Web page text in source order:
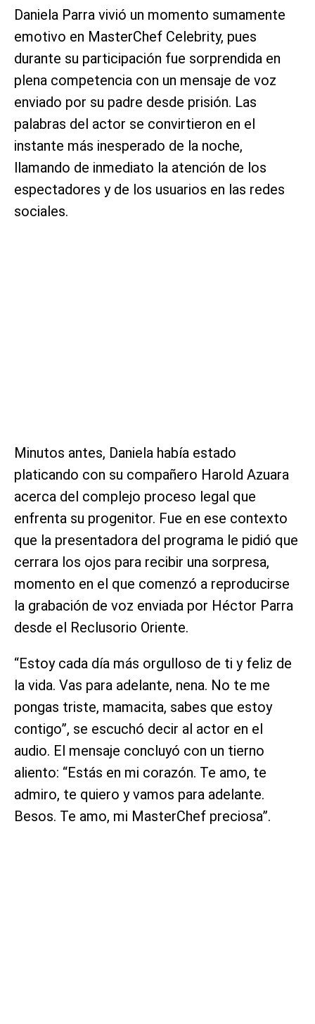
Daniela Parra vivió un momento sumamente
emotivo en MasterChef Celebrity, pues
durante su participación fue sorprendida en
plena competencia con un mensaje de voz
enviado por su padre desde prisión. Las
palabras del actor se convirtieron en el
instante más inesperado de la noche,
llamando de inmediato la atención de los
espectadores y de los usuarios en las redes
sociales.
Minutos antes, Daniela había estado
platicando con su compañero Harold Azuara
acerca del complejo proceso legal que
enfrenta su progenitor. Fue en ese contexto
que la presentadora del programa le pidió que
cerrara los ojos para recibir una sorpresa,
momento en el que comenzó a reproducirse
la grabación de voz enviada por Héctor Parra
desde el Reclusorio Oriente.
“Estoy cada día más orgulloso de ti y feliz de
la vida. Vas para adelante, nena. No te me
pongas triste, mamacita, sabes que estoy
contigo”, se escuchó decir al actor en el
audio. El mensaje concluyó con un tierno
aliento: “Estás en mi corazón. Te amo, te
admiro, te quiero y vamos para adelante.
Besos. Te amo, mi MasterChef preciosa”.